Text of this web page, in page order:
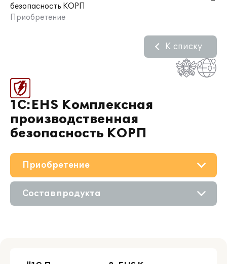
безопасность КОРП
Приобретение
1С:EHS Комплексная
производственная
безопасность КОРП
К списку
О решении
Приобретение
Состав продукта